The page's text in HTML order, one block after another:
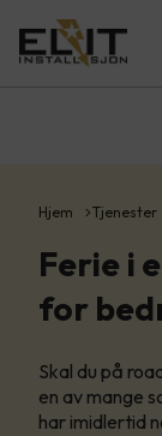
Hjem Tjenester
Ferie i
for
Skal du på
en av mange
har imidlertid